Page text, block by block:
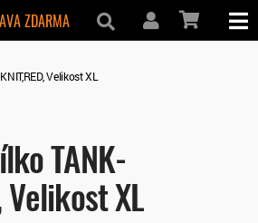
ZDARMA
Velikost XL
TANK-
Velikost XL